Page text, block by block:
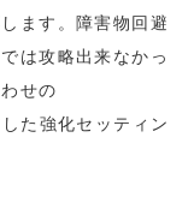
ます。障害物回避
は攻略出来なかっ
せの
た強化セッティン